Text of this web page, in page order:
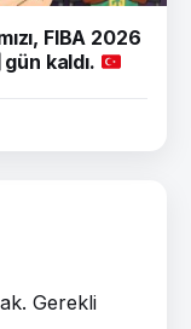
FIBA 2026
gün kaldı.
Gerekli